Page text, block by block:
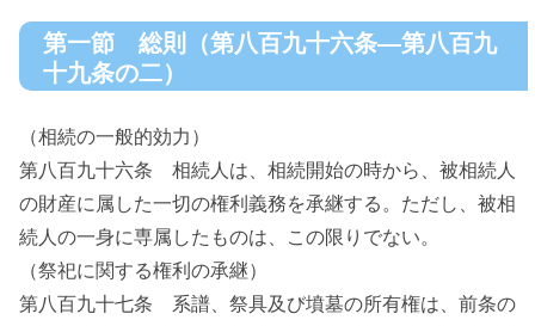
第一節 総則（第八百九十六条―第八百九
十九条の二）
（相続の一般的効力）
第八百九十六条 相続人は、相続開始の時から、被相続人
の財産に属した一切の権利義務を承継する。ただし、被相
続人の一身に専属したものは、この限りでない。
（祭祀に関する権利の承継）
第八百九十七条 系譜、祭具及び墳墓の所有権は、前条の